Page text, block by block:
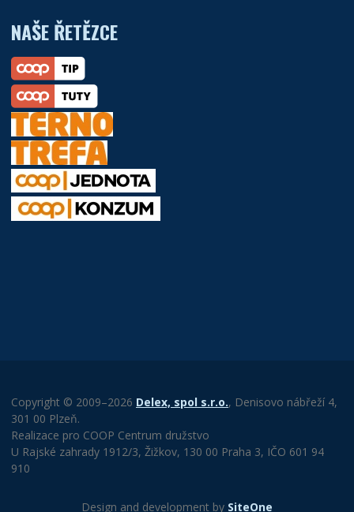
NAŠE ŘETĚZCE
Copyright © 2009–2026 Delex, spol s.r.o., Denisovo nábřeží 4,
301 00 Plzeň.
Realizace pro COOP Centrum družstvo
U Rajské zahrady 1912/3, Žižkov, 130 00 Praha 3, IČO 601 94
910
Design and development by SiteOne